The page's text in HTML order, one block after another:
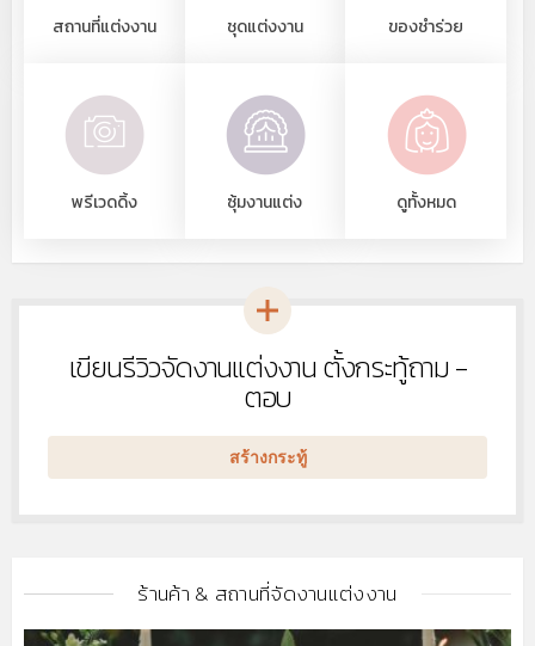
สถานที่แต่งงาน ชุดแต่งงาน ของชำร่วย
พรีเวดดิ้ง ซุ้มงานแต่ง ดูทั้งหมด
หัวข้อ
ใหม่เขียนรีวิวจัดงานแต่งงาน ตั้งกระทู้ถาม -
ตอบ
สร้างกระทู้
ร้านค้า & สถานที่จัดงานแต่งงาน